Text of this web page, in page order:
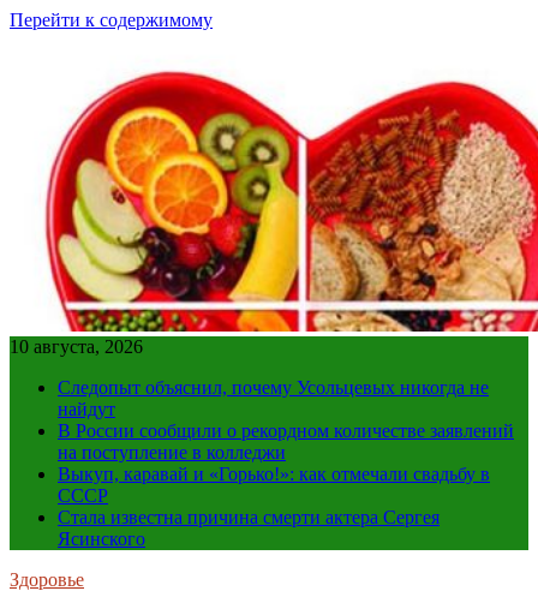
Перейти к содержимому
10 августа, 2026
Следопыт объяснил, почему Усольцевых никогда не
найдут
В России сообщили о рекордном количестве заявлений
на поступление в колледжи
Выкуп, каравай и «Горько!»: как отмечали свадьбу в
СССР
Стала известна причина смерти актера Сергея
Ясинского
Здоровье